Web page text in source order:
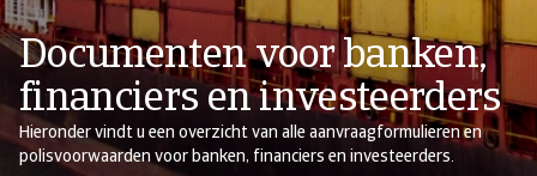
Documenten voor banken,
financiers en investeerders
Hieronder vindt u een overzicht van alle aanvraagformulieren en
polisvoorwaarden voor banken, financiers en investeerders.